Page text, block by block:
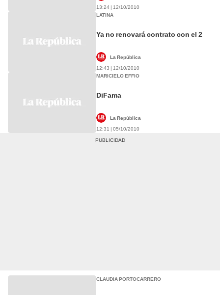
13:24 | 12/10/2010
LATINA
Ya no renovará contrato con el 2
La República
12:43 | 12/10/2010
MARICIELO EFFIO
DiFama
La República
12:31 | 05/10/2010
CLAUDIA PORTOCARRERO